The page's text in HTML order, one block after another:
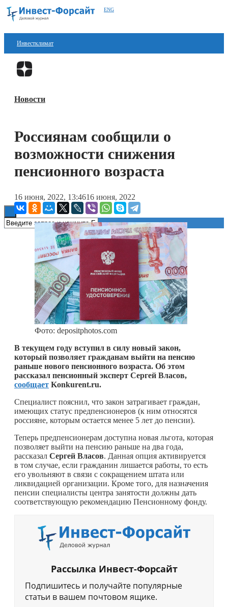
ENG
Инвестклимат
Финансы
Блокчейн
Новости
Россиянам сообщили о
возможности снижения
пенсионного возраста
16 июня, 2022, 13:4616 июня, 2022
Фото: depositphotos.com
В текущем году вступил в силу новый закон,
который позволяет гражданам выйти на пенсию
раньше нового пенсионного возраста. Об этом
рассказал пенсионный эксперт Сергей Власов,
сообщает Konkurent.ru.
Специалист пояснил, что закон затрагивает граждан,
имеющих статус предпенсионеров (к ним относятся
россияне, которым остается менее 5 лет до пенсии).
Теперь предпенсионерам доступна новая льгота, которая
позволяет выйти на пенсию раньше на два года,
рассказал Сергей Власов. Данная опция активируется
в том случае, если гражданин лишается работы, то есть
его увольняют в связи с сокращением штата или
ликвидацией организации. Кроме того, для назначения
пенсии специалисты центра занятости должны дать
соответствующую рекомендацию Пенсионному фонду.
Рассылка Инвест-Форсайт
Подпишитесь и получайте популярные
статьи в вашем почтовом ящике.